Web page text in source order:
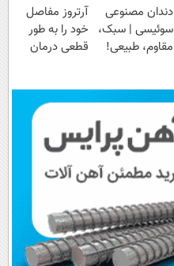
دندان مصنوعی
سوئیسی | سبک،
مقاوم، طبیعی!
اقساطی😍
آرتروز مفاصل
خود را به طور
قطعی درمان